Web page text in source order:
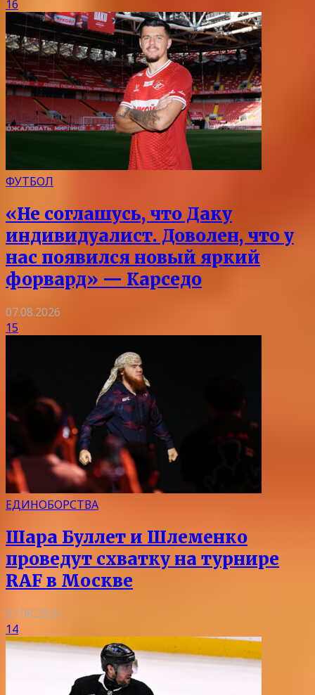
16
ФУТБОЛ
«Не соглашусь, что Даку
индивидуалист. Доволен, что у
нас появился новый яркий
форвард» — Карседо
07.08.2026
15
ЕДИНОБОРСТВА
Шара Буллет и Шлеменко
проведут схватку на турнире
RAF в Москве
07.08.2026
14